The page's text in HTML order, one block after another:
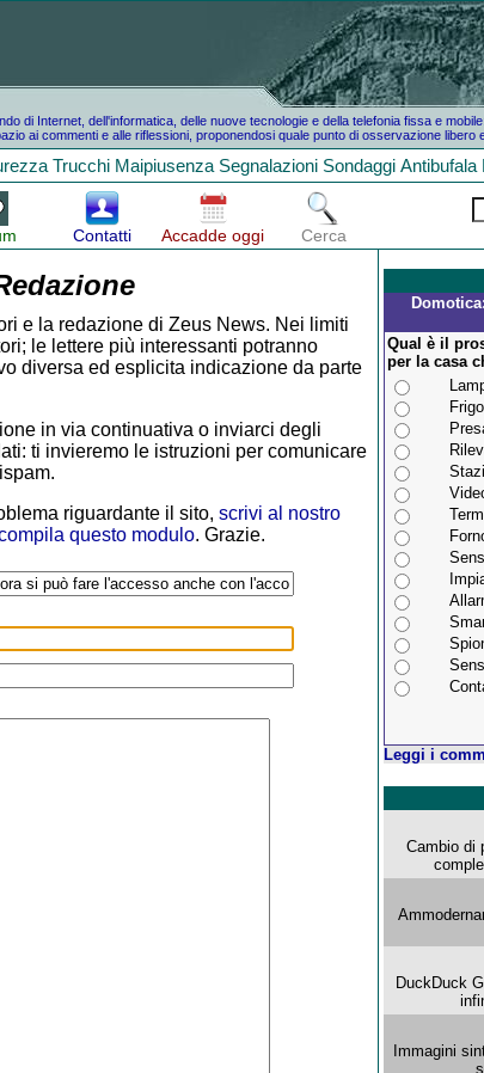
di Internet, dell'informatica, delle nuove tecnologie e della telefonia fissa e
ai commenti e alle riflessioni, proponendosi quale punto di osservazione libero
Trucchi Maipiusenza Segnalazioni Sondaggi Antibufala
Contatti Accadde oggi Cerca
e la redazione di Zeus News. Nei limiti
le lettere più interessanti potranno
diversa ed esplicita indicazione da parte
in via continuativa o inviarci degli
ti invieremo le istruzioni per comunicare
riguardante il sito, scrivi al nostro
questo modulo. Grazie.
Qual è il
per la casa
Leggi i
Cambio di
DuckDuck
Immagini